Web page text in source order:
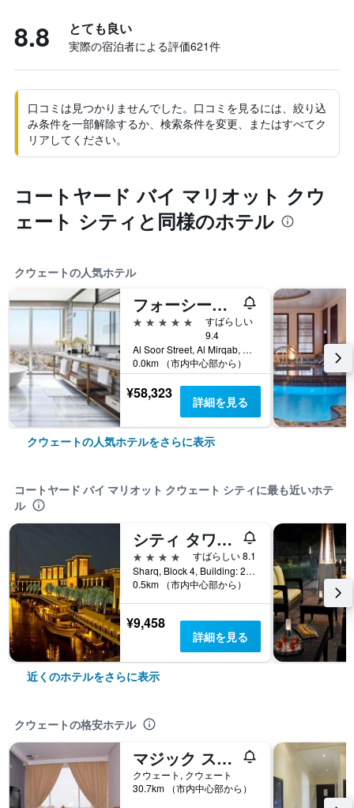
8.8 とても良い
実際の宿泊者による評価621​件
口コミは見つかりませんでした。口コミを見るには、絞り込
み条件を一部解除するか、検索条件を変更、またはすべてク
リアしてください。
コートヤード バイ マリオット クウ
ェート シティと同様のホテル
クウェートの人気ホテル
フォーシーズンズ ホテル クウェート アット ブルジュ アルシャヤ
5つ星
すばらしい
9.4
Al Soor Street, Al Mirqab, クウェート, クウェート
0.0km （市内中心部から）
¥58,323 詳細を見る
クウェートの人気ホテルをさらに表示
コートヤード バイ マリオット クウェート シティに最も近いホテ
ル
シティ タワー ホテル
4つ星
すばらしい 8.1
Sharq, Block 4, Building: 22, Street 142, クウェート, クウェート
0.5km （市内中心部から）
¥9,458
詳細を見る
近くのホテルをさらに表示
クウェートの格安ホテル
マジック スイート アブ ハリファ
クウェート, クウェート
30.7km （市内中心部から）